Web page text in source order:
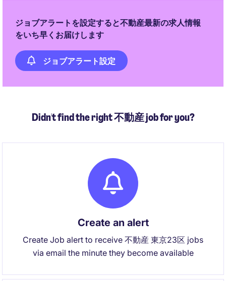
ジョブアラートを設定すると不動産最新の求人情報
をいち早くお届けします
ジョブアラート設定
Didn't find the right 不動産 job for you?
Create an alert
Create Job alert to receive 不動産 東京23区 jobs
via email the minute they become available